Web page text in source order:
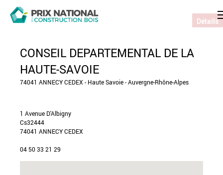
CONSEIL DEPARTEMENTAL DE LA
HAUTE-SAVOIE
74041 ANNECY CEDEX - Haute Savoie - Auvergne-Rhône-Alpes
1 Avenue D'Albigny
Cs32444
74041 ANNECY CEDEX
04 50 33 21 29
Détails